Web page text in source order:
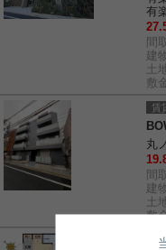
有
間
建
土
敷
賃
丸
間
建
土
敷